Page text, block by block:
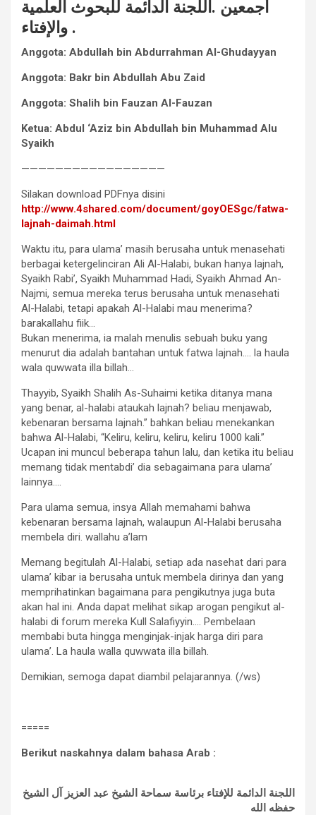
أجمعين . اللجنة الدائمة للبحوث العلمية
والإفتاء .
Anggota: Abdullah bin Abdurrahman Al-Ghudayyan
Anggota: Bakr bin Abdullah Abu Zaid
Anggota: Shalih bin Fauzan Al-Fauzan
Ketua: Abdul ‘Aziz bin Abdullah bin Muhammad Alu
Syaikh
—————————————————
Silakan download PDFnya disini
http://www.4shared.com/document/goyOESgc/fatwa-
lajnah-daimah.html
Waktu itu, para ulama’ masih berusaha untuk menasehati
berbagai ketergelinciran Ali Al-Halabi, bukan hanya lajnah,
Syaikh Rabi’, Syaikh Muhammad Hadi, Syaikh Ahmad An-
Najmi, semua mereka terus berusaha untuk menasehati
Al-Halabi, tetapi apakah Al-Halabi mau menerima?
barakallahu fiik…
Bukan menerima, ia malah menulis sebuah buku yang
menurut dia adalah bantahan untuk fatwa lajnah…. la haula
wala quwwata illa billah…
Thayyib, Syaikh Shalih As-Suhaimi ketika ditanya mana
yang benar, al-halabi ataukah lajnah? beliau menjawab,
kebenaran bersama lajnah.” bahkan beliau menekankan
bahwa Al-Halabi, “Keliru, keliru, keliru, keliru 1000 kali.”
Ucapan ini muncul beberapa tahun lalu, dan ketika itu beliau
memang tidak mentabdi’ dia sebagaimana para ulama’
lainnya….
Para ulama semua, insya Allah memahami bahwa
kebenaran bersama lajnah, walaupun Al-Halabi berusaha
membela diri. wallahu a’lam
Memang begitulah Al-Halabi, setiap ada nasehat dari para
ulama’ kibar ia berusaha untuk membela dirinya dan yang
memprihatinkan bagaimana para pengikutnya juga buta
akan hal ini. Anda dapat melihat sikap arogan pengikut al-
halabi di forum mereka Kull Salafiyyin…. Pembelaan
membabi buta hingga menginjak-injak harga diri para
ulama’. La haula walla quwwata illa billah.
Demikian, semoga dapat diambil pelajarannya. (/ws)
=====
Berikut naskahnya dalam bahasa Arab :
اللجنة الدائمة للإفتاء برئاسة سماحة الشيخ عبد العزيز آل الشيخ
حفظه الله